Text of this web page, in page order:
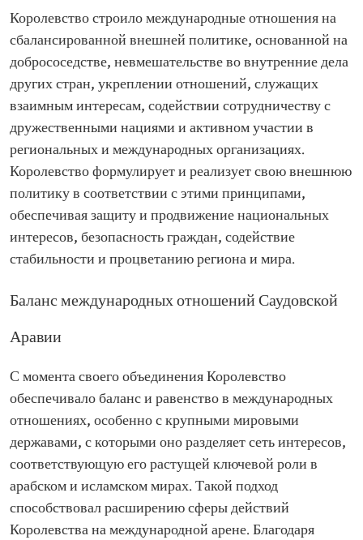
Королевство строило международные отношения на
сбалансированной внешней политике, основанной на
добрососедстве, невмешательстве во внутренние дела
других стран, укреплении отношений, служащих
взаимным интересам, содействии сотрудничеству с
дружественными нациями и активном участии в
региональных и международных организациях.
Королевство формулирует и реализует свою внешнюю
политику в соответствии с этими принципами,
обеспечивая защиту и продвижение национальных
интересов, безопасность граждан, содействие
стабильности и процветанию региона и мира.
Баланс международных отношений Саудовской
Аравии
С момента своего объединения Королевство
обеспечивало баланс и равенство в международных
отношениях, особенно с крупными мировыми
державами, с которыми оно разделяет сеть интересов,
соответствующую его растущей ключевой роли в
арабском и исламском мирах. Такой подход
способствовал расширению сферы действий
Королевства на международной арене. Благодаря